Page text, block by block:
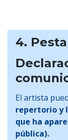
4.
El artista
repertorio y
que ha
pública).